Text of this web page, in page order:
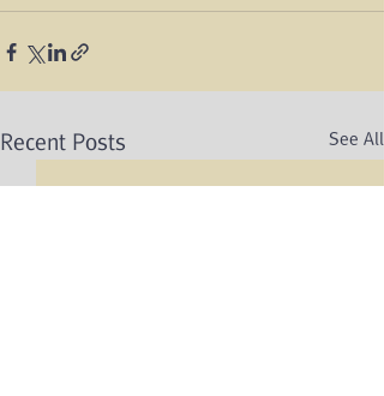
Recent Posts See All